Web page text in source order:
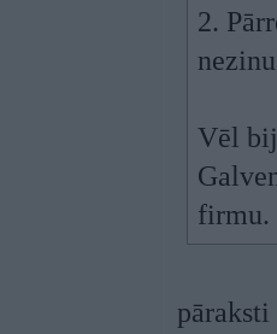
2.
Vēl
firmu.
pāraksti